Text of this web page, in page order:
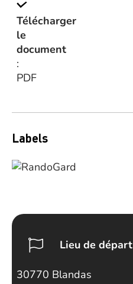
Télécharger
le
document
:
PDF
Labels
Lieu de départ
30770 Blandas